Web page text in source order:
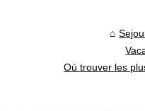
Où trouver les